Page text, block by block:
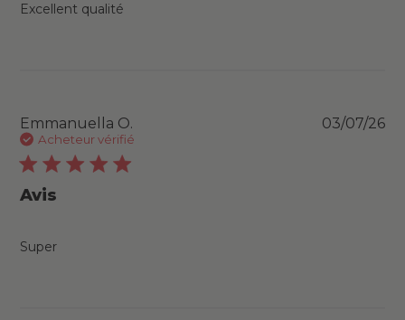
Excellent qualité
Emmanuella O.
Acheteur vérifié
Avis
Super
03/07/26